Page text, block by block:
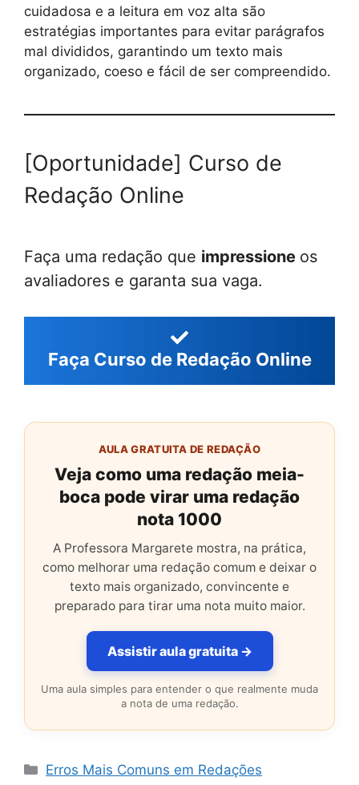
cuidadosa e a leitura em voz alta são
estratégias importantes para evitar parágrafos
mal divididos, garantindo um texto mais
organizado, coeso e fácil de ser compreendido.
[Oportunidade] Curso de
Redação Online
Faça uma redação que impressione os
avaliadores e garanta sua vaga.
Faça Curso de Redação Online
AULA GRATUITA DE REDAÇÃO
Veja como uma redação meia-
boca pode virar uma redação
nota 1000
A Professora Margarete mostra, na prática,
como melhorar uma redação comum e deixar o
texto mais organizado, convincente e
preparado para tirar uma nota muito maior.
Assistir aula gratuita →
Uma aula simples para entender o que realmente muda
a nota de uma redação.
Categorias
Erros Mais Comuns em Redações